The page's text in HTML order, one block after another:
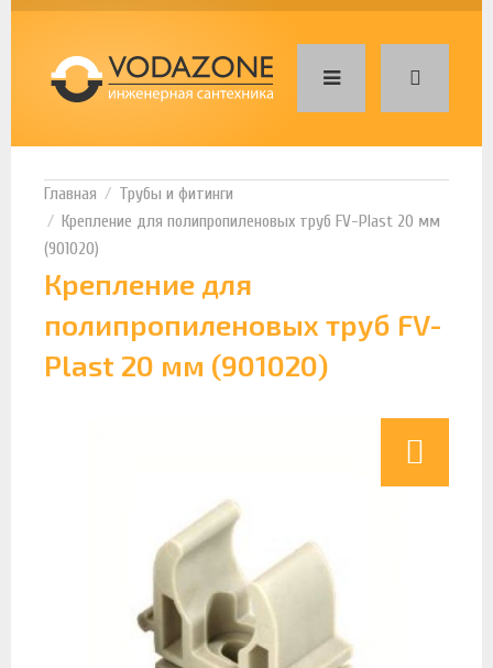
Трубы и фитинги
Крепление для полипропиленовых труб FV-Plast 20 мм
(901020)
Крепление для
полипропиленовых труб FV-
Plast 20 мм (901020)